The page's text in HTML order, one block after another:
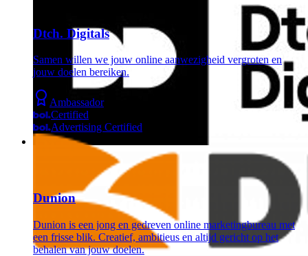
Dtch. Digitals
Samen willen we jouw online aanwezigheid vergroten en
jouw doelen bereiken.
Ambassador
Certified
Advertising Certified
Dunion
Dunion is een jong en gedreven online marketingbureau met
een frisse blik. Creatief, ambitieus en altijd gericht op het
behalen van jouw doelen.